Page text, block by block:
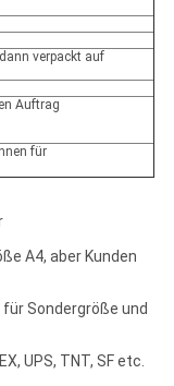
verpackt auf
Auftrag
für
A4, aber Kunden
Sondergröße und
UPS, TNT, SF etc.